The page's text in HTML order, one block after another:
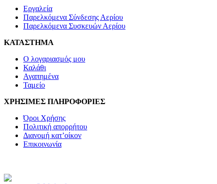
Εργαλεία
Παρελκόμενα Σύνδεσης Αερίου
Παρελκόμενα Συσκευών Αερίου
ΚΑΤΑΣΤΗΜΑ
Ο λογαριασμός μου
Καλάθι
Αγαπημένα
Ταμείο
ΧΡΗΣΙΜΕΣ ΠΛΗΡΟΦΟΡΙΕΣ
Όροι Χρήσης
Πολιτική απορρήτου
Διανομή κατ’οίκον
Επικοινωνία